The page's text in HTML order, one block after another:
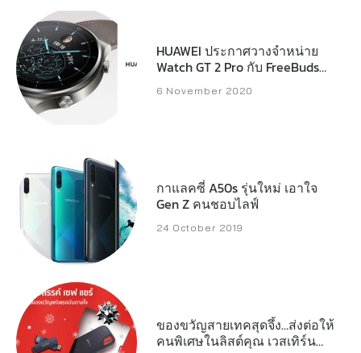
HUAWEI ประกาศวางจำหน่าย
Watch GT 2 Pro กับ FreeBuds
Pro และ FreeBuds Studio ใน
ไทย
6 November 2020
กาแลคซี่ A50s รุ่นใหม่ เอาใจ
Gen Z คนชอบไลฟ์
24 October 2019
ของขวัญสายเทคสุดจึ้ง…ส่งต่อให้
คนพิเศษในลิสต์คุณ เวสเทิร์น